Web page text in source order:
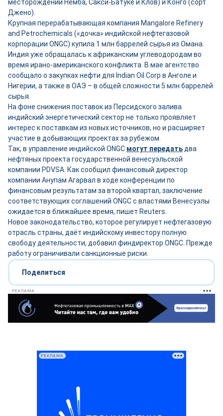
месторождений Немба, Сакси-Батуке и Клов) и Конго (сорт
Джено).
Крупная перерабатывающая компания Mangalore Refinery
and Petrochemicals («дочка» индийской нефтегазовой
корпорации ONGC) купила 1 млн баррелей сырья из Омана.
Индия уже обращалась к африканским углеводородам во
время ирано-американского конфликта. В мае агентство
сообщало о закупках нефти для Indian Oil Corp в Анголе и
Нигерии, а также в ОАЭ – в общей сложности 5 млн баррелей
сырья.
На фоне снижения поставок из Персидского залива
индийский энергетический сектор не только проявляет
интерес к поставкам из новых источников, но и расширяет
участие в добывающих проектах за рубежом.
Так, в управление индийской ONGC могут передать два
нефтяных проекта государственной венесуэльской
компании PDVSA. Как сообщил финансовый директор
компании Анупам Агарвал в ходе конференции по
финансовым результатам за второй квартал, заключение
соответствующих соглашений ONGC с властями Венесуэлы
ожидается в ближайшее время, пишет Reuters.
Новое законодательство, которое регулирует нефтегазовую
отрасль страны, даёт индийскому инвестору полную
свободу деятельности, добавил финдиректор ONGC. Прежде
работу ограничивали санкционные риски.
Поделиться
РЕКЛАМА
РЕКЛАМА